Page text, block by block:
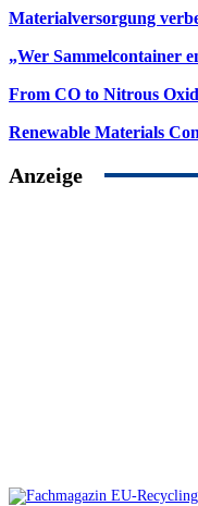
Materialversorgung
„Wer Sammelcontainer
From CO to Nitrous
Renewable Materials
Anzeige